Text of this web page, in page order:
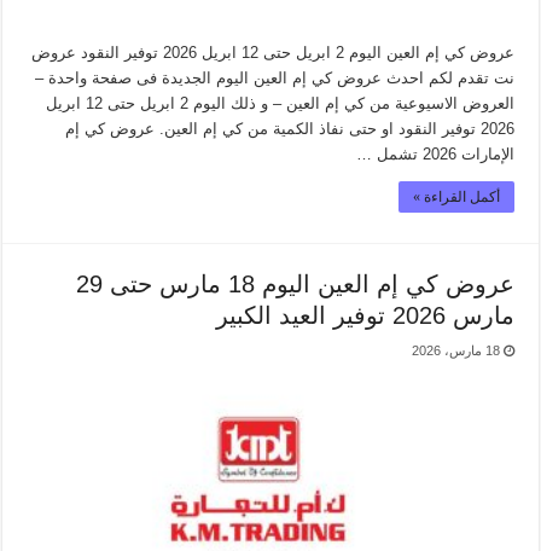
عروض كي إم العين اليوم 2 ابريل حتى 12 ابريل 2026 توفير النقود عروض
نت تقدم لكم احدث عروض كي إم العين اليوم الجديدة فى صفحة واحدة –
العروض الاسيوعية من كي إم العين – و ذلك اليوم 2 ابريل حتى 12 ابريل
2026 توفير النقود او حتى نفاذ الكمية من كي إم العين. عروض كي إم
الإمارات 2026 تشمل …
أكمل القراءة »
عروض كي إم العين اليوم 18 مارس حتى 29
مارس 2026 توفير العيد الكبير
18 مارس، 2026